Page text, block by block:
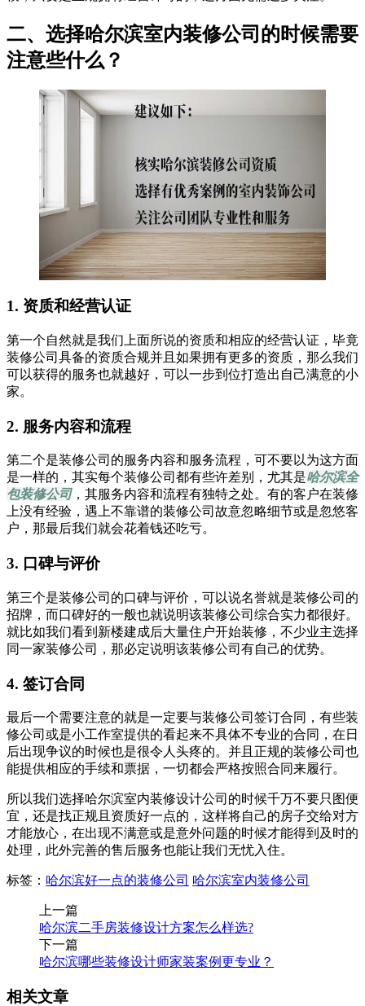
二、选择哈尔滨室内装修公司的时候需要
注意些什么 ？
1. 资质和经营认证
第一个自然就是我们上面所说的资质和相应的经营认证，毕竟
装修公司具备的资质合规并且如果拥有更多的资质，那么我们
可以获得的服务也就越好，可以一步到位打造出自己满意的小
家。
2. 服务内容和流程
第二个是装修公司的服务内容和服务流程，可不要以为这方面
是一样的，其实每个装修公司都有些许差别，尤其是哈尔滨全
包装修公司，其服务内容和流程有独特之处。有的客户在装修
上没有经验，遇上不靠谱的装修公司故意忽略细节或是忽悠客
户，那最后我们就会花着钱还吃亏。
3. 口碑与评价
第三个是装修公司的口碑与评价，可以说名誉就是装修公司的
招牌，而口碑好的一般也就说明该装修公司综合实力都很好。
就比如我们看到新楼建成后大量住户开始装修，不少业主选择
同一家装修公司，那必定说明该装修公司有自己的优势。
4. 签订合同
最后一个需要注意的就是一定要与装修公司签订合同，有些装
修公司或是小工作室提供的看起来不具体不专业的合同，在日
后出现争议的时候也是很令人头疼的。并且正规的装修公司也
能提供相应的手续和票据，一切都会严格按照合同来履行。
所以我们选择哈尔滨室内装修设计公司的时候千万不要只图便
宜，还是找正规且资质好一点的，这样将自己的房子交给对方
才能放心，在出现不满意或是意外问题的时候才能得到及时的
处理，此外完善的售后服务也能让我们无忧入住。
标签： 哈尔滨好一点的装修公司 哈尔滨室内装修公司
上一篇
哈尔滨二手房装修设计方案怎么样选?
下一篇
哈尔滨哪些装修设计师家装案例更专业？
相关文章